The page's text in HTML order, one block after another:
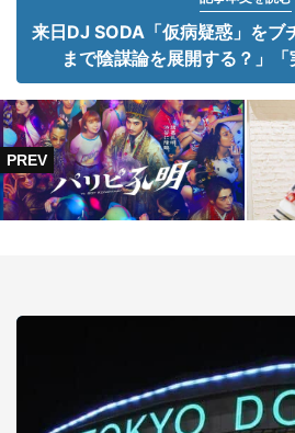
来日DJ SODA「仮病疑惑」を
まで陰謀論を展開する？」「